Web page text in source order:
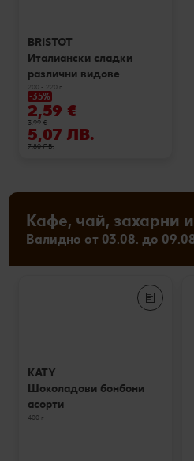
BRISTOT
Италиански сладки
различни видове
200 - 220 г
-35%
2,59 €
3,99 €
5,07 ЛВ.
7,80 ЛВ.
Кафе, чай, захарни
Валидно от 03.08. до
KATY
Шоколадови бонбони
асорти
400 г